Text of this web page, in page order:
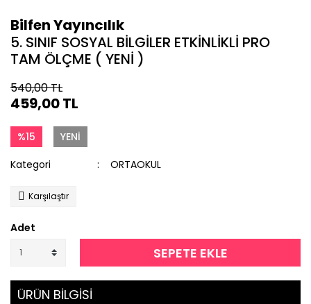
Bilfen Yayıncılık
5. SINIF SOSYAL BİLGİLER ETKİNLİKLİ PRO
TAM ÖLÇME ( YENİ )
540,00 TL
459,00 TL
%15 YENİ
Kategori ORTAOKUL
Karşılaştır
Adet
SEPETE EKLE
ÜRÜN BİLGİSİ